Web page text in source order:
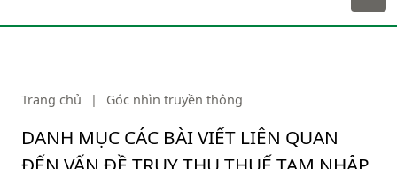
Trang chủ | Góc nhìn truyền thông
DANH MỤC CÁC BÀI VIẾT LIÊN QUAN